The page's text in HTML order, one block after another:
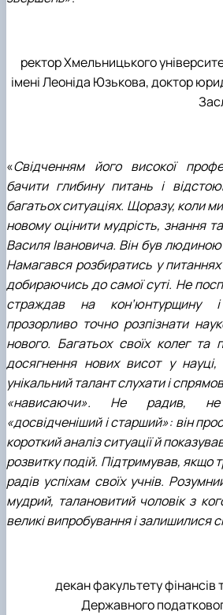
ректор Хмельницького
імені Леоніда Юзькова, доктор
«Свідченням його високої
бачити глибину питань і
багатьох ситуаціях. Щоразу, коли
новому оцінити мудрість, знання
Василя Івановича. Він був
Намагався розбиратись у
добираючись до самої суті. Не
страждав на кон’юнтурщину і
прозорливо точно розпізнати
нового. Багатьох своїх колег та
досягнення нових висот у науці,
унікальний талант слухати і
«нависаючи». Не радив,
«досвідченіший і старший»: він
короткий аналіз ситуації й
розвитку подій. Підтримував, якщо
радів успіхам своїх учнів.
мудрий, талановитий чоловік з
великі випробування і залишилися
декан факультету фінансів
Державного